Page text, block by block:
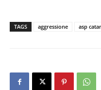
TAGS aggressione asp